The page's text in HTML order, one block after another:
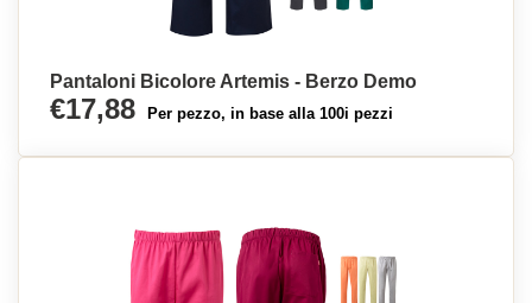
Pantaloni Bicolore Artemis - Berzo Demo
€17,88 Per pezzo, in base alla 100i pezzi